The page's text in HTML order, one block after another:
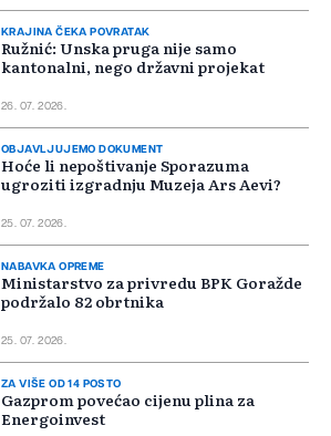
KRAJINA ČEKA POVRATAK
Ružnić: Unska pruga nije samo
kantonalni, nego državni projekat
26. 07. 2026.
OBJAVLJUJEMO DOKUMENT
Hoće li nepoštivanje Sporazuma
ugroziti izgradnju Muzeja Ars Aevi?
25. 07. 2026.
NABAVKA OPREME
Ministarstvo za privredu BPK Goražde
podržalo 82 obrtnika
25. 07. 2026.
ZA VIŠE OD 14 POSTO
Gazprom povećao cijenu plina za
Energoinvest